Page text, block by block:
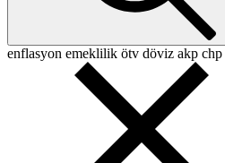
enflasyon emeklilik ötv döviz akp chp